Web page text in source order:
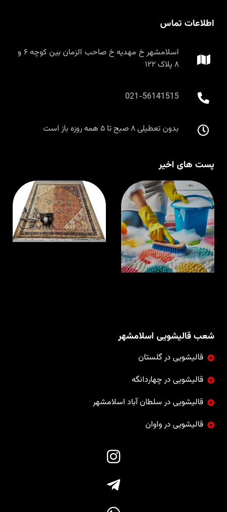
اطلاعات تماس
اسلامشهر خ مهدیه خ صاحب الزمان بین کوچه ۶ و
۸ پلاک ۱۲۲
021-56141515
بدون تعطیلی ۸ صبح تا ۵ همه روزه باز است
پست های اخیر
قالیشویی در
اسلامشهر با
مواد نانو و
ضدحساسیت
شعب قالیشویی اسلامشهر
قالیشویی در گلستان
قالیشویی در چهاردانگه
قالیشویی در سلطان آباد اسلامشهر
قالیشویی در واوان